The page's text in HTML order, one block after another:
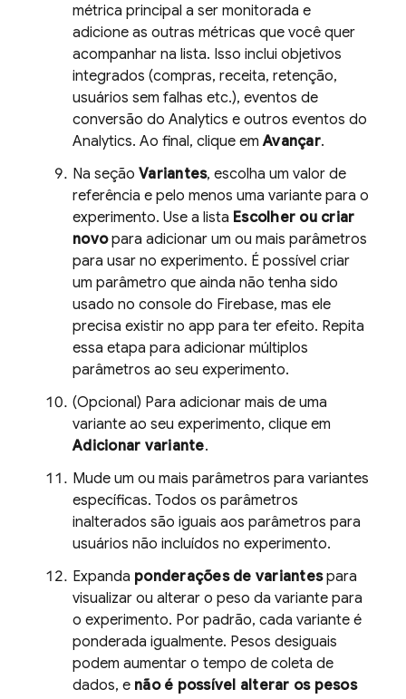
métrica principal a ser monitorada e
adicione as outras métricas que você quer
acompanhar na lista. Isso inclui objetivos
integrados (compras, receita, retenção,
usuários sem falhas etc.), eventos de
conversão do Analytics e outros eventos do
Analytics. Ao final, clique emAvançar.
Na seção Variantes, escolha um valor de
referência e pelo menos uma variante para o
experimento. Use a lista Escolher ou criar
novopara adicionar um ou mais parâmetros
para usar no experimento. É possível criar
um parâmetro que ainda não tenha sido
usado no console do Firebase, mas ele
precisa existir no app para ter efeito. Repita
essa etapa para adicionar múltiplos
parâmetros ao seu experimento.
(Opcional) Para adicionar mais de uma
variante ao seu experimento, clique em
Adicionar variante.
Mude um ou mais parâmetros para variantes
específicas. Todos os parâmetros
inalterados são iguais aos parâmetros para
usuários não incluídos no experimento.
Expanda ponderações de variantespara
visualizar ou alterar o peso da variante para
o experimento. Por padrão, cada variante é
ponderada igualmente. Pesos desiguais
podem aumentar o tempo de coleta de
dados, e não é possível alterar os pesos